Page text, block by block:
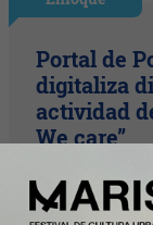
Portal de
digitaliza
actividad
We care”